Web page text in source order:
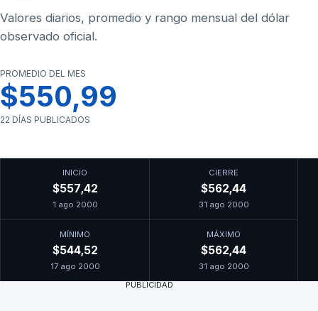
Valores diarios, promedio y rango mensual del dólar
observado oficial.
PROMEDIO DEL MES
$550,99
22 DÍAS PUBLICADOS
INICIO
$557,42
1 ago 2000
CIERRE
$562,44
31 ago 2000
MÍNIMO
$544,52
17 ago 2000
MÁXIMO
$562,44
31 ago 2000
PUBLICIDAD